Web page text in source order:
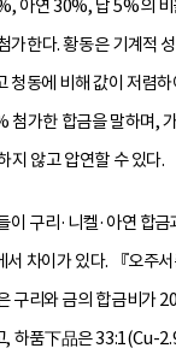
아연 30%, 납 5%의 비
한다. 황동은 기계적
청동에 비해 값이 저렴
첨가한 합금을 말하며,
지 않고 압연할 수 있다.
이 구리·니켈·아연 합
서 차이가 있다. 『오주
구리와 금의 합금비가
하품下品은 33:1(Cu-